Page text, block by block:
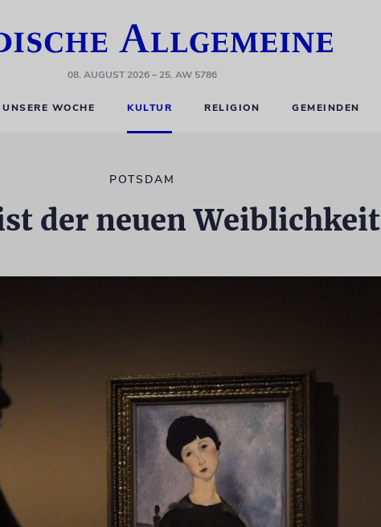
08. AUGUST 2026– 25. AW 5786
UNSERE WOCHE KULTUR RELIGION GEMEINDEN
POTSDAM
der neuen Weiblichkeit